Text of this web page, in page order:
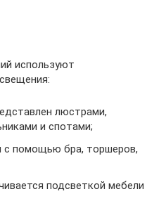
используют
люстрами,
и спотами;
с помощью бра, торшеров,
подсветкой мебели